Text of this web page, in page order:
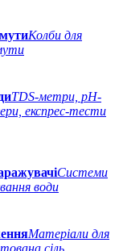
Колби для
TDS-метри, рН-
експрес-тести
Системи
води
Матеріали для
сіль